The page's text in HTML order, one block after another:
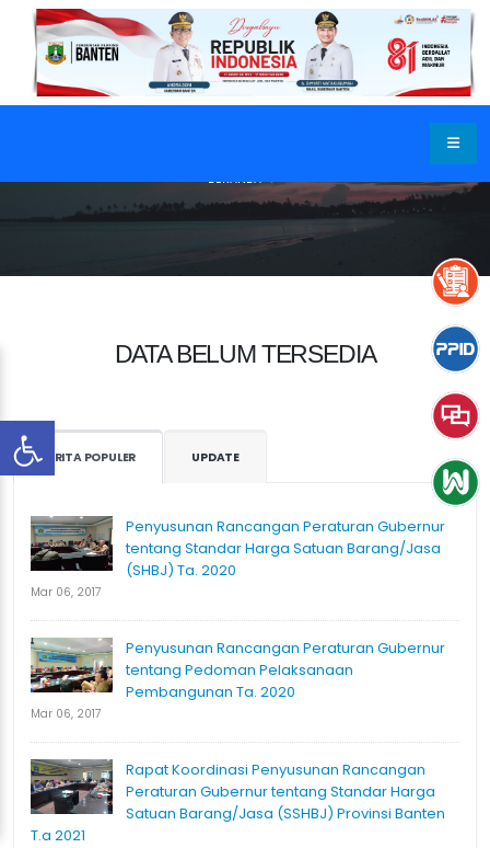
BERANDA
DATA BELUM TERSEDIA
BERITA POPULER UPDATE
Penyusunan Rancangan Peraturan Gubernur
tentang Standar Harga Satuan Barang/Jasa
(SHBJ) Ta. 2020
Mar 06, 2017
Penyusunan Rancangan Peraturan Gubernur
tentang Pedoman Pelaksanaan
Pembangunan Ta. 2020
Mar 06, 2017
Rapat Koordinasi Penyusunan Rancangan
Peraturan Gubernur tentang Standar Harga
Satuan Barang/Jasa (SSHBJ) Provinsi Banten
T.a 2021